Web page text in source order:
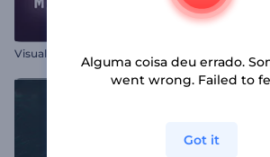
Alguma coisa deu errado.
went wrong. Failed to
Got it